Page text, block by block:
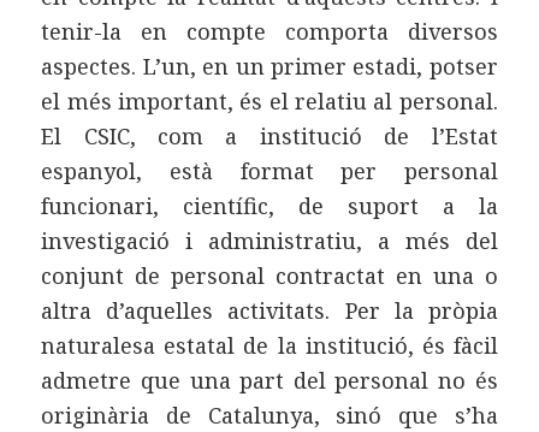
tenir-la en compte comporta diversos
aspectes. L’un, en un primer estadi, potser
el més important, és el relatiu al personal.
El CSIC, com a institució de l’Estat
espanyol, està format per personal
funcionari, científic, de suport a la
investigació i administratiu, a més del
conjunt de personal contractat en una o
altra d’aquelles activitats. Per la pròpia
naturalesa estatal de la institució, és fàcil
admetre que una part del personal no és
originària de Catalunya, sinó que s’ha